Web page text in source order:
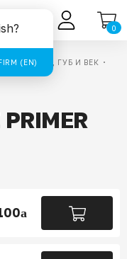
(EN)
0
БРОВЕЙ, ГУБ И ВЕК
a